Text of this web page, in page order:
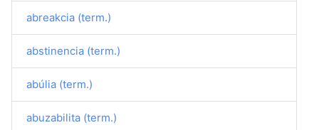
abreakcia (term.)
abstinencia (term.)
abúlia (term.)
abuzabilita (term.)